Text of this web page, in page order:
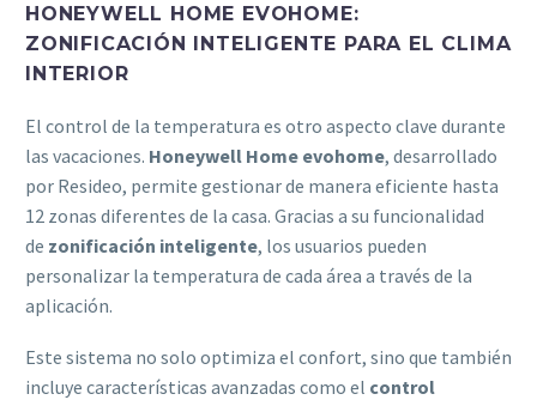
HONEYWELL HOME EVOHOME:
ZONIFICACIÓN INTELIGENTE PARA EL CLIMA
INTERIOR
El control de la temperatura es otro aspecto clave durante
las vacaciones. Honeywell Home evohome, desarrollado
por Resideo, permite gestionar de manera eficiente hasta
12 zonas diferentes de la casa. Gracias a su funcionalidad
de zonificación inteligente, los usuarios pueden
personalizar la temperatura de cada área a través de la
aplicación.
Este sistema no solo optimiza el confort, sino que también
incluye características avanzadas como el control